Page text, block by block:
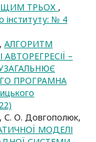
ТРЬОХ ,
інституту: № 4
АЛГОРИТМ
–
ПРОГРАМНА
С. О. Довгополюк,
МОДЕЛІ